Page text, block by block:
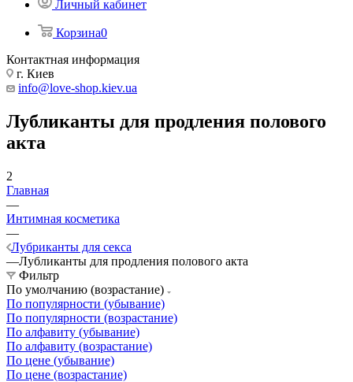
Личный кабинет
Корзина0
Контактная информация
г. Киев
info@love-shop.kiev.ua
Лубликанты для продления полового
акта
2
Главная
—
Интимная косметика
—
Лубриканты для секса
—Лубликанты для продления полового акта
Фильтр
По умолчанию (возрастание)
По популярности (убывание)
По популярности (возрастание)
По алфавиту (убывание)
По алфавиту (возрастание)
По цене (убывание)
По цене (возрастание)